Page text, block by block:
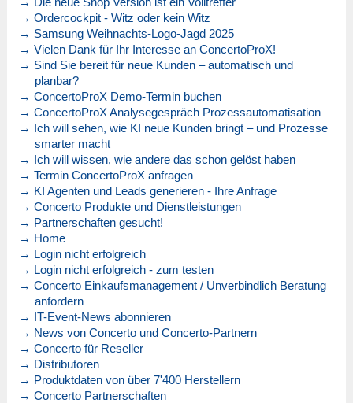
→ Ordercockpit - Witz oder kein Witz
→ Samsung Weihnachts-Logo-Jagd 2025
→ Vielen Dank für Ihr Interesse an ConcertoProX!
→ Sind Sie bereit für neue Kunden – automatisch und
planbar?
→ ConcertoProX Demo-Termin buchen
→ ConcertoProX Analysegespräch Prozessautomatisation
→ Ich will sehen, wie KI neue Kunden bringt – und Prozesse
smarter macht
→ Ich will wissen, wie andere das schon gelöst haben
→ Termin ConcertoProX anfragen
→ KI Agenten und Leads generieren - Ihre Anfrage
→ Concerto Produkte und Dienstleistungen
→ Partnerschaften gesucht!
→ Home
→ Login nicht erfolgreich
→ Login nicht erfolgreich - zum testen
→ Concerto Einkaufsmanagement / Unverbindlich Beratung
anfordern
→ IT-Event-News abonnieren
→ News von Concerto und Concerto-Partnern
→ Concerto für Reseller
→ Distributoren
→ Produktdaten von über 7'400 Herstellern
→ Concerto Partnerschaften